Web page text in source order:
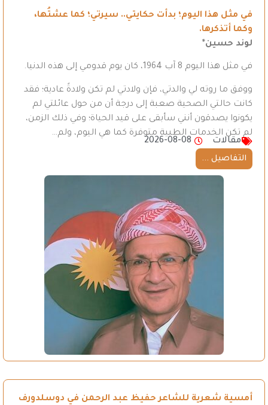
في مثل هذا اليوم؛ بدأت حكايتي.. سيرتي؛ كما عشتُها،
وكما أتذكرها.
لوند حسين*
في مثل هذا اليوم 8 آب 1964، كان يوم قدومي إلى هذه الدنيا.
ووفق ما روته لي والدتي، فإن ولادتي لم تكن ولادةً عادية؛ فقد
كانت حالتي الصحية صعبة إلى درجة أن من حول عائلتي لم
يكونوا يصدقون أنني سأبقى على قيد الحياة؛ وفي ذلك الزمن،
لم تكن الخدمات الطبية متوفرة كما هي اليوم، ولم…
مقالات
2026-08-08
التفاصيل ...
أمسية شعرية للشاعر حفيظ عبد الرحمن في دوسلدورف